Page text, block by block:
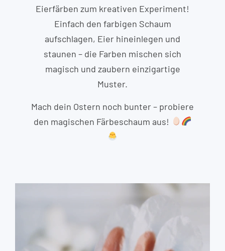
Eierfärben zum kreativen Experiment!
Einfach den farbigen Schaum
aufschlagen, Eier hineinlegen und
staunen – die Farben mischen sich
magisch und zaubern einzigartige
Muster.
Mach dein Ostern noch bunter – probiere
den magischen Färbeschaum aus!